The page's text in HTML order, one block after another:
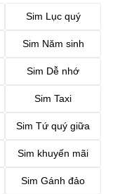
Sim Lục quý
Sim Năm sinh
Sim Dễ nhớ
Sim Taxi
Sim Tứ quý giữa
Sim khuyến mãi
Sim Gánh đảo